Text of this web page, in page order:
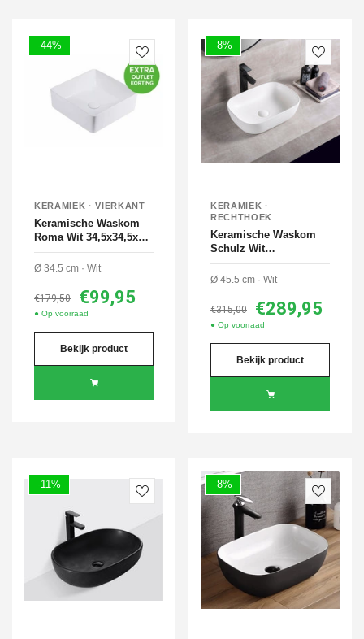
-44%
KERAMIEK · VIERKANT
Keramische Waskom
Roma Wit 34,5x34,5x12
cm
Ø 34.5 cm · Wit
€179,50 €99,95
● Op voorraad
Bekijk product
-8%
KERAMIEK ·
RECHTHOEK
Keramische Waskom
Schulz Wit
45,5x32x13,5 cm
Ø 45.5 cm · Wit
€315,00 €289,95
● Op voorraad
Bekijk product
-11% -8%